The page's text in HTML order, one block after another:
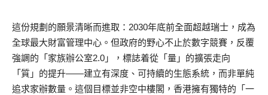
這份規劃的願景清晰而進取：2030年底前全面超越瑞士，成為
全球最大財富管理中心。但政府的野心不止於數字競賽，反覆
強調的「家族辦公室2.0」，標誌着從「量」的擴張走向
「質」的提升——建立有深度、可持續的生態系統，而非單純
追求家辦數量。這個目標並非空中樓閣，香港擁有獨特的「一